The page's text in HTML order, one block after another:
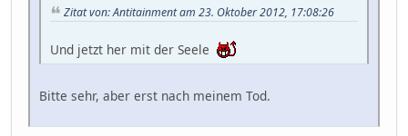
Zitat von: Antitainment am 23. Oktober 2012, 17:08:26
Und jetzt her mit der Seele
Bitte sehr, aber erst nach meinem Tod.